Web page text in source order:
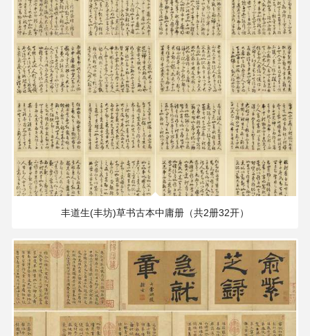
丰道生(丰坊)草书古本中庸册（共2册32开）
197.64 MB 2633×2116 PX